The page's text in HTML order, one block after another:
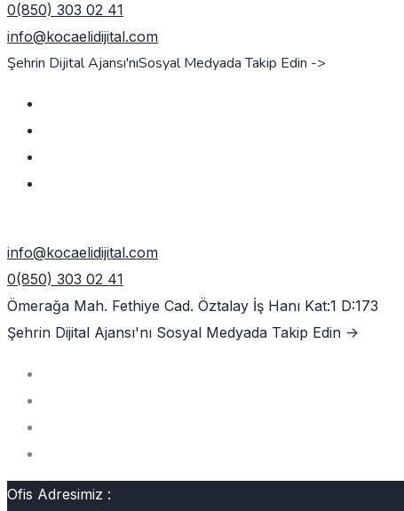
0(850) 303 02 41
info@kocaelidijital.com
Şehrin Dijital Ajansı'nıSosyal Medyada Takip Edin ->
info@kocaelidijital.com
0(850) 303 02 41
Ömerağa Mah. Fethiye Cad. Öztalay İş Hanı Kat:1 D:173
Şehrin Dijital Ajansı'nı Sosyal Medyada Takip Edin ->
Ofis Adresimiz :